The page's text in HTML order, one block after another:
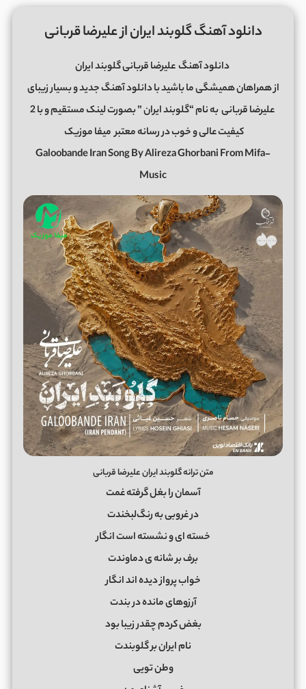
دانلود آهنگ گلوبند ایران از علیرضا قربانی
دانلود آهنگعلیرضا قربانی گلوبند ایران
از همراهان همیشگی ما باشید با دانلود آهنگ جدید و بسیار زیبای
علیرضا قربانی
به نام “گلوبند ایران ” بصورت لینک مستقیم و با 2
کیفیت عالی و خوب در رسانه معتبرمیفا موزیک
Galoobande Iran Song By Alireza Ghorbani From Mifa-
Music
متن ترانه گلوبند ایران علیرضا قربانی
آسمان را بغل گرفته غمت
در غروبی به رنگ‌لبخندت
خسته ای و نشسته است انگار
برف بر شانه ی دماوندت
خواب پرواز دیده اند انگار
آرزوهای مانده در بندت
بغض کردم چقدر زیبا بود
نام ایران بر گلوبندت
وطن تویی